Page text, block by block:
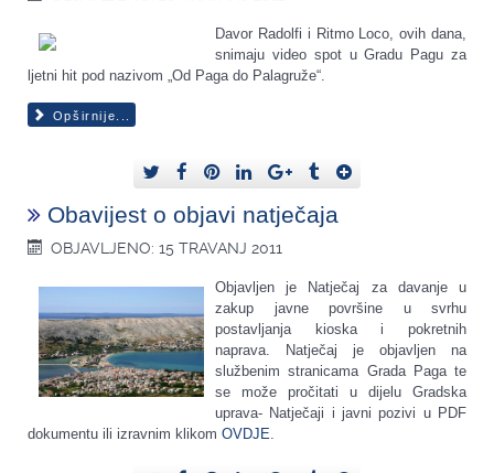
Davor Radolfi i Ritmo Loco, ovih dana,
snimaju video spot u Gradu Pagu za
ljetni hit pod nazivom „Od Paga do Palagruže“.
Opširnije...
Obavijest o objavi natječaja
OBJAVLJENO: 15 TRAVANJ 2011
Objavljen je Natječaj za davanje u
zakup javne površine u svrhu
postavljanja kioska i pokretnih
naprava. Natječaj je objavljen na
službenim stranicama Grada Paga te
se može pročitati u dijelu Gradska
uprava- Natječaji i javni pozivi u PDF
dokumentu ili izravnim klikom OVDJE.